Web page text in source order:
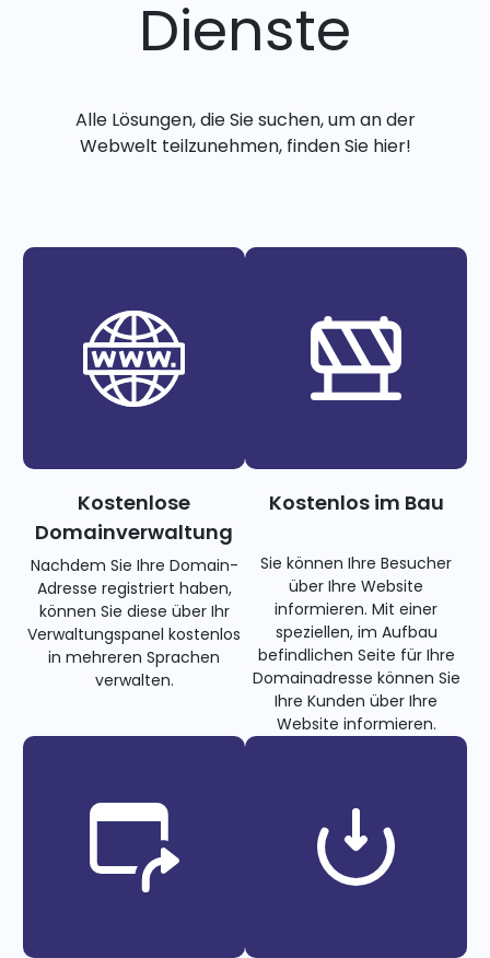
Dienste
Alle Lösungen, die Sie suchen, um an der
Webwelt teilzunehmen, finden Sie hier!
Kostenlose
Domainverwaltung
Nachdem Sie Ihre Domain-
Adresse registriert haben,
können Sie diese über Ihr
Verwaltungspanel kostenlos
in mehreren Sprachen
verwalten.
Kostenlos im Bau
Sie können Ihre Besucher
über Ihre Website
informieren. Mit einer
speziellen, im Aufbau
befindlichen Seite für Ihre
Domainadresse können Sie
Ihre Kunden über Ihre
Website informieren.